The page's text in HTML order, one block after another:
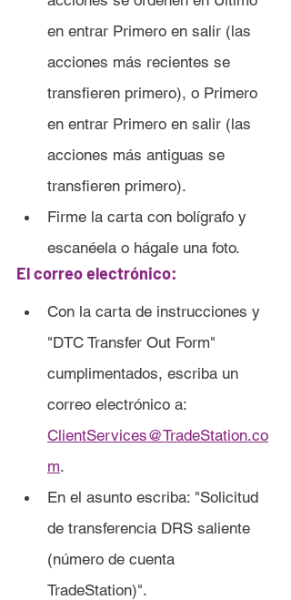
en entrar Primero en salir (las
acciones más recientes se
transfieren primero), o Primero
en entrar Primero en salir (las
acciones más antiguas se
transfieren primero).
Firme la carta con bolígrafo y
escanéela o hágale una foto.
El correo electrónico:
Con la carta de instrucciones y
"DTC Transfer Out Form"
cumplimentados, escriba un
correo electrónico a:
ClientServices@TradeStation.co
m.
En el asunto escriba: "Solicitud
de transferencia DRS saliente
(número de cuenta
TradeStation)".